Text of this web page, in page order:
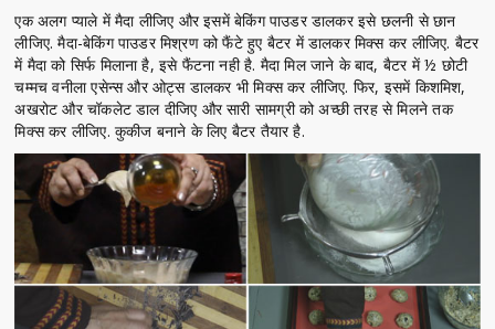
एक अलग प्याले में मैदा लीजिए और इसमें बेकिंग पाउडर डालकर इसे छलनी से छान
लीजिए. मैदा-बेकिंग पाउडर मिश्रण को फैंटे हुए बैटर में डालकर मिक्स कर लीजिए. बैटर
में मैदा को सिर्फ मिलाना है, इसे फैंटना नही है. मैदा मिल जाने के बाद, बैटर में ½ छोटी
चम्मच वनीला एसेन्स और ओट्स डालकर भी मिक्स कर लीजिए. फिर, इसमें किशमिश,
अखरोट और चॉकलेट डाल दीजिए और सारी सामग्री को अच्छी तरह से मिलने तक
मिक्स कर लीजिए. कुकीज बनाने के लिए बैटर तैयार है.